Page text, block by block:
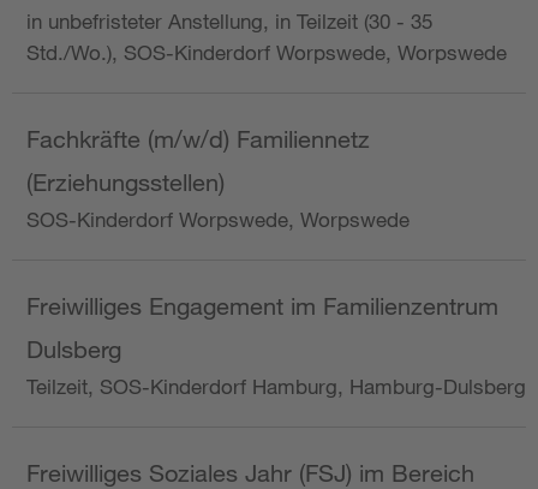
in unbefristeter Anstellung, in Teilzeit (30 - 35
Std./Wo.), SOS-Kinderdorf Worpswede, Worpswede
Fachkräfte (m/w/d) Familiennetz
(Erziehungsstellen)
SOS-Kinderdorf Worpswede, Worpswede
Freiwilliges Engagement im Familienzentrum
Dulsberg
Teilzeit, SOS-Kinderdorf Hamburg, Hamburg-Dulsberg
Freiwilliges Soziales Jahr (FSJ) im Bereich